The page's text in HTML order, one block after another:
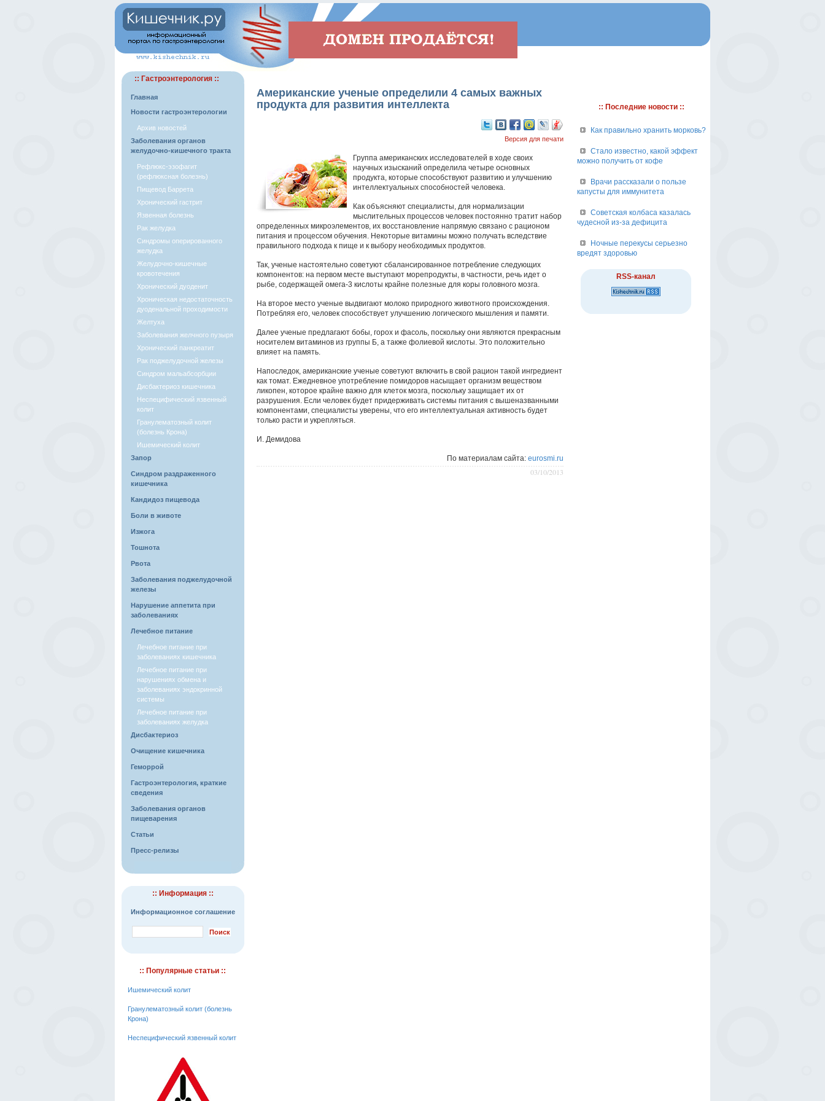
:: Гастроэнтерология ::
Главная
Новости гастроэнтерологии
Архив новостей
Заболевания органов
желудочно-кишечного тракта
Рефлюкс-эзофагит
(рефлюксная болезнь)
Пищевод Баррета
Хронический гастрит
Язвенная болезнь
Рак желудка
Синдромы оперированного
желудка
Желудочно-кишечные
кровотечения
Хронический дуоденит
Хроническая недостаточность
дуоденальной проходимости
Желтуха
Заболевания желчного пузыря
Хронический панкреатит
Рак поджелудочной железы
Синдром мальабсорбции
Дисбактериоз кишечника
Неспецифический язвенный
колит
Гранулематозный колит
(болезнь Крона)
Ишемический колит
Запор
Синдром раздраженного
кишечника
Кандидоз пищевода
Боли в животе
Изжога
Тошнота
Рвота
Заболевания поджелудочной
железы
Нарушение аппетита при
заболеваниях
Лечебное питание
Лечебное питание при
заболеваниях кишечника
Лечебное питание при
нарушениях обмена и
заболеваниях эндокринной
системы
Лечебное питание при
заболеваниях желудка
Дисбактериоз
Очищение кишечника
Геморрой
Гастроэнтерология, краткие
сведения
Заболевания органов
пищеварения
Статьи
Пресс-релизы
:: Информация ::
Информационное соглашение
:: Популярные статьи ::
Ишемический колит
Гранулематозный колит (болезнь
Крона)
Неспецифический язвенный колит
Американские ученые определили 4 самых важных
продукта для развития интеллекта
Версия для печати
Группа американских исследователей в ходе своих
научных изысканий определила четыре основных
продукта, которые способствуют развитию и улучшению
интеллектуальных способностей человека.
Как объясняют специалисты, для нормализации
мыслительных процессов человек постоянно тратит набор
определенных микроэлементов, их восстановление напрямую связано с рационом
питания и процессом обучения. Некоторые витамины можно получать вследствие
правильного подхода к пище и к выбору необходимых продуктов.
Так, ученые настоятельно советуют сбалансированное потребление следующих
компонентов: на первом месте выступают морепродукты, в частности, речь идет о
рыбе, содержащей омега-3 кислоты крайне полезные для коры головного мозга.
На второе место ученые выдвигают молоко природного животного происхождения.
Потребляя его, человек способствует улучшению логического мышления и памяти.
Далее ученые предлагают бобы, горох и фасоль, поскольку они являются прекрасным
носителем витаминов из группы Б, а также фолиевой кислоты. Это положительно
влияет на память.
Напоследок, американские ученые советуют включить в свой рацион такой ингредиент
как томат. Ежедневное употребление помидоров насыщает организм веществом
ликопен, которое крайне важно для клеток мозга, поскольку защищает их от
разрушения. Если человек будет придерживать системы питания с вышеназванными
компонентами, специалисты уверены, что его интеллектуальная активность будет
только расти и укрепляться.
И. Демидова
По материалам сайта: eurosmi.ru
03/10/2013
:: Последние новости ::
Как правильно хранить морковь?
Стало известно, какой эффект
можно получить от кофе
Врачи рассказали о пользе
капусты для иммунитета
Советская колбаса казалась
чудесной из-за дефицита
Ночные перекусы серьезно
вредят здоровью
RSS-канал